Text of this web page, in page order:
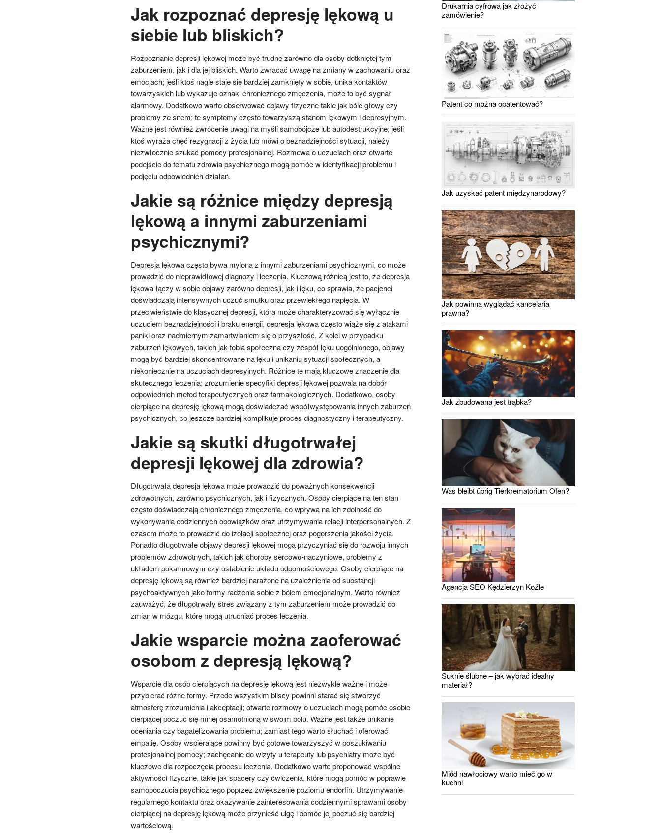
Jak rozpoznać depresję lękową u
siebie lub bliskich?
Rozpoznanie depresji lękowej może być trudne zarówno dla osoby dotkniętej tym
zaburzeniem, jak i dla jej bliskich. Warto zwracać uwagę na zmiany w zachowaniu oraz
emocjach; jeśli ktoś nagle staje się bardziej zamknięty w sobie, unika kontaktów
towarzyskich lub wykazuje oznaki chronicznego zmęczenia, może to być sygnał
alarmowy. Dodatkowo warto obserwować objawy fizyczne takie jak bóle głowy czy
problemy ze snem; te symptomy często towarzyszą stanom lękowym i depresyjnym.
Ważne jest również zwrócenie uwagi na myśli samobójcze lub autodestrukcyjne; jeśli
ktoś wyraża chęć rezygnacji z życia lub mówi o beznadziejności sytuacji, należy
niezwłocznie szukać pomocy profesjonalnej. Rozmowa o uczuciach oraz otwarte
podejście do tematu zdrowia psychicznego mogą pomóc w identyfikacji problemu i
podjęciu odpowiednich działań.
Jakie są różnice między depresją
lękową a innymi zaburzeniami
psychicznymi?
Depresja lękowa często bywa mylona z innymi zaburzeniami psychicznymi, co może
prowadzić do nieprawidłowej diagnozy i leczenia. Kluczową różnicą jest to, że depresja
lękowa łączy w sobie objawy zarówno depresji, jak i lęku, co sprawia, że pacjenci
doświadczają intensywnych uczuć smutku oraz przewlekłego napięcia. W
przeciwieństwie do klasycznej depresji, która może charakteryzować się wyłącznie
uczuciem beznadziejności i braku energii, depresja lękowa często wiąże się z atakami
paniki oraz nadmiernym zamartwianiem się o przyszłość. Z kolei w przypadku
zaburzeń lękowych, takich jak fobia społeczna czy zespół lęku uogólnionego, objawy
mogą być bardziej skoncentrowane na lęku i unikaniu sytuacji społecznych, a
niekoniecznie na uczuciach depresyjnych. Różnice te mają kluczowe znaczenie dla
skutecznego leczenia; zrozumienie specyfiki depresji lękowej pozwala na dobór
odpowiednich metod terapeutycznych oraz farmakologicznych. Dodatkowo, osoby
cierpiące na depresję lękową mogą doświadczać współwystępowania innych zaburzeń
psychicznych, co jeszcze bardziej komplikuje proces diagnostyczny i terapeutyczny.
Jakie są skutki długotrwałej
depresji lękowej dla zdrowia?
Długotrwała depresja lękowa może prowadzić do poważnych konsekwencji
zdrowotnych, zarówno psychicznych, jak i fizycznych. Osoby cierpiące na ten stan
często doświadczają chronicznego zmęczenia, co wpływa na ich zdolność do
wykonywania codziennych obowiązków oraz utrzymywania relacji interpersonalnych. Z
czasem może to prowadzić do izolacji społecznej oraz pogorszenia jakości życia.
Ponadto długotrwałe objawy depresji lękowej mogą przyczyniać się do rozwoju innych
problemów zdrowotnych, takich jak choroby sercowo-naczyniowe, problemy z
układem pokarmowym czy osłabienie układu odpornościowego. Osoby cierpiące na
depresję lękową są również bardziej narażone na uzależnienia od substancji
psychoaktywnych jako formy radzenia sobie z bólem emocjonalnym. Warto również
zauważyć, że długotrwały stres związany z tym zaburzeniem może prowadzić do
zmian w mózgu, które mogą utrudniać proces leczenia.
Jakie wsparcie można zaoferować
osobom z depresją lękową?
Wsparcie dla osób cierpiących na depresję lękową jest niezwykle ważne i może
przybierać różne formy. Przede wszystkim bliscy powinni starać się stworzyć
atmosferę zrozumienia i akceptacji; otwarte rozmowy o uczuciach mogą pomóc osobie
cierpiącej poczuć się mniej osamotnioną w swoim bólu. Ważne jest także unikanie
oceniania czy bagatelizowania problemu; zamiast tego warto słuchać i oferować
empatię. Osoby wspierające powinny być gotowe towarzyszyć w poszukiwaniu
profesjonalnej pomocy; zachęcanie do wizyty u terapeuty lub psychiatry może być
kluczowe dla rozpoczęcia procesu leczenia. Dodatkowo warto proponować wspólne
aktywności fizyczne, takie jak spacery czy ćwiczenia, które mogą pomóc w poprawie
samopoczucia psychicznego poprzez zwiększenie poziomu endorfin. Utrzymywanie
regularnego kontaktu oraz okazywanie zainteresowania codziennymi sprawami osoby
cierpiącej na depresję lękową może przynieść ulgę i pomóc jej poczuć się bardziej
wartościową.
Drukarnia cyfrowa jak złożyć
zamówienie?
Patent co można opatentować?
Jak uzyskać patent międzynarodowy?
Jak powinna wyglądać kancelaria
prawna?
Jak zbudowana jest trąbka?
Was bleibt übrig Tierkrematorium Ofen?
Agencja SEO Kędzierzyn Koźle
Suknie ślubne – jak wybrać idealny
materiał?
Miód nawłociowy warto mieć go w
kuchni